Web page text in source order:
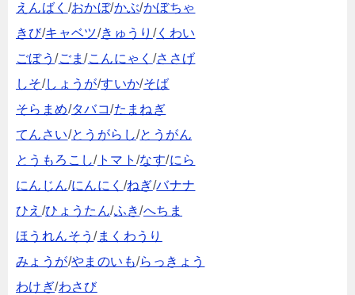
えんばく /おかぼ/かぶ/かぼちゃ
きび/キャベツ/きゅうり /くわい
ごぼう/ごま/こんにゃく /ささげ
しそ/しょうが/すいか/そば
そらまめ/タバコ/たまねぎ
てんさい/とうがらし/とうがん
とうもろこし/トマト/なす/にら
にんじん/にんにく /ねぎ/バナナ
ひえ /ひょうたん/ふき/へちま
ほうれんそう/まくわうり
みょうが/やまのいも/らっきょう
わけぎ/わさび